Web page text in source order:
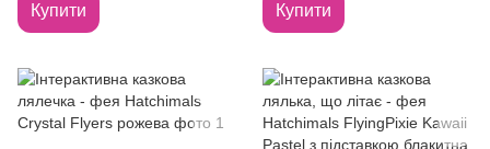
Купити Купити